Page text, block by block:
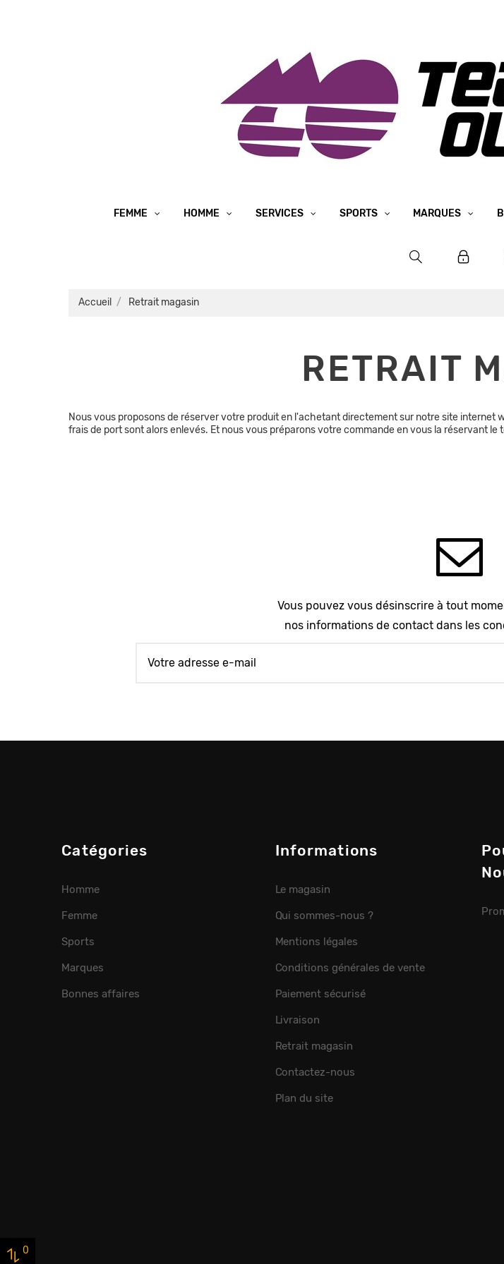
FEMME HOMME SERVICES SPORTS MARQUES
Accueil Retrait magasin
RETRAIT
Nous vous proposons de réserver votre produit en l'achetant directement sur notre site
frais de port sont alors enlevés. Et nous vous préparons votre commande en vous la réservant
Vous pouvez vous désinscrire à tout
nos informations de contact dans les
Catégories
Homme
Femme
Sports
Marques
Bonnes affaires
Informations
Le magasin
Qui sommes-nous ?
Mentions légales
Conditions générales de vente
Paiement sécurisé
Livraison
Retrait magasin
Contactez-nous
Plan du site
0